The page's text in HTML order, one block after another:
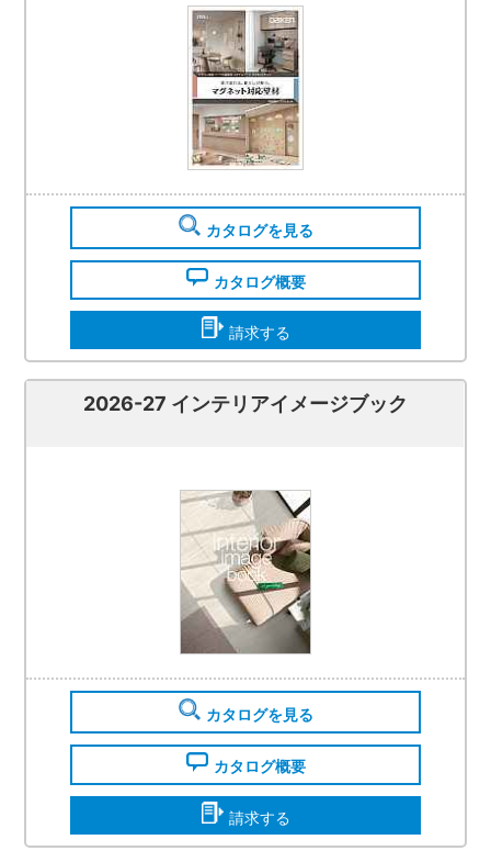
カタログを見る
カタログ概要
請求する
2026-27 インテリアイメージブック
カタログを見る
カタログ概要
請求する